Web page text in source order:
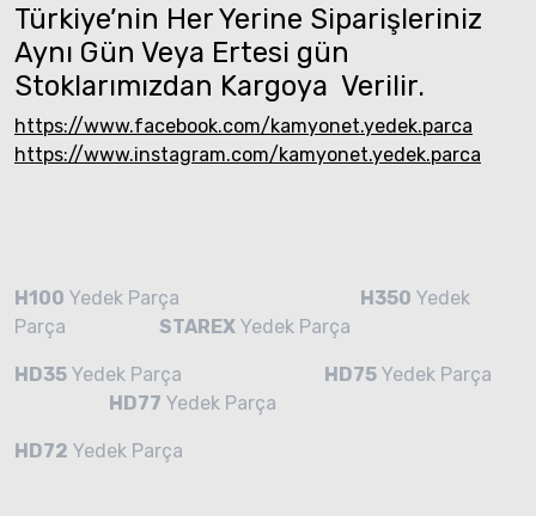
Türkiye’nin Her Yerine Siparişleriniz
Aynı Gün Veya Ertesi gün
Stoklarımızdan Kargoya Verilir.
https://www.facebook.com/kamyonet.yedek.parca
https://www.instagram.com/kamyonet.yedek.parca
H100 Yedek Parça H350 Yedek
Parça STAREX Yedek Parça
HD35 Yedek Parça HD75 Yedek Parça
HD77 Yedek Parça
HD72 Yedek Parça